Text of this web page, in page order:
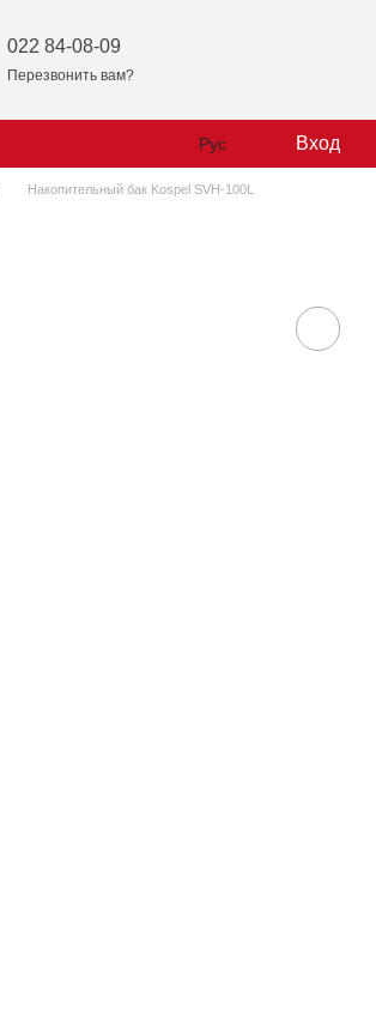
022 84-08-09
Перезвонить вам?
Рус Вход
Накопительный бак Kospel SVH-100L